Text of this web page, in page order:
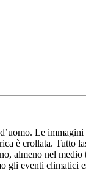
Le
è crollata. Tutto
almeno nel
eventi climatici